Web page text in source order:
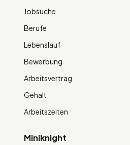
Jobsuche
Berufe
Lebenslauf
Bewerbung
Arbeitsvertrag
Gehalt
Arbeitszeiten
Miniknight